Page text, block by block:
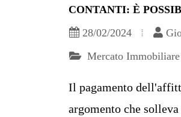
CONTANTI: È
28/02/2024
Mercato Immobiliare
Il pagamento
argomento che